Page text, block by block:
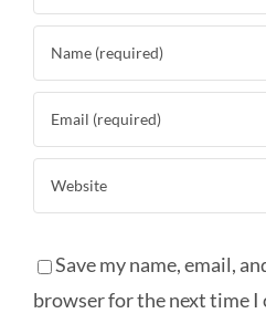
Save my name, email,
browser for the next time I